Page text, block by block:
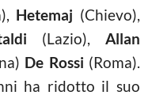
Hetemaj (Chievo),
(Lazio), Allan
De Rossi (Roma).
ha ridotto il suo